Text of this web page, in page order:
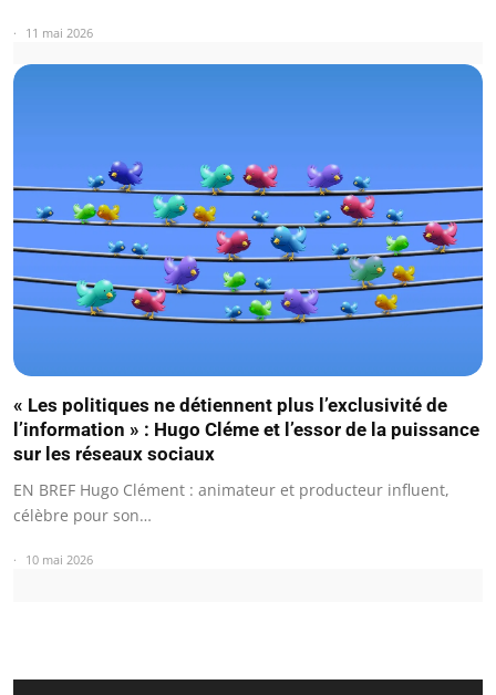
11 mai 2026
« Les politiques ne détiennent plus l’exclusivité de
l’information » : Hugo Cléme et l’essor de la puissance
sur les réseaux sociaux
EN BREF Hugo Clément : animateur et producteur influent,
célèbre pour son…
10 mai 2026